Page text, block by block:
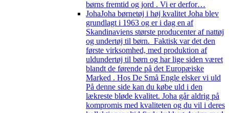
børns fremtid og jord . Vi er derfor…
JohaJoha børnetøj i høj kvalitet Joha blev
grundlagt i 1963 og er i dag en af
Skandinaviens største producenter af nattøj
og undertøj til børn. Faktisk var det den
første virksomhed, med produktion af
uldundertøj til børn og har lige siden været
blandt de førende på det Europæiske
Marked . Hos De Små Engle elsker vi uld
På denne side kan du købe uld i den
lækreste bløde kvalitet. Joha går aldrig på
kompromis med kvaliteten og du vil i deres